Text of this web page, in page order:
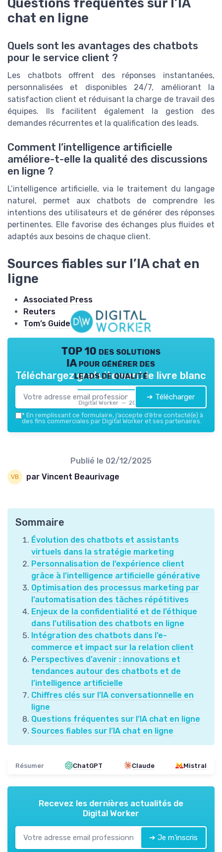
chat en ligne
Quels sont les avantages des chatbots
pour le service client ?
Les chatbots offrent des réponses instantanées,
personnalisées et disponibles 24/7, améliorant la
satisfaction client et réduisant la charge de travail des
équipes. Ils facilitent également la gestion des
demandes récurrentes et la qualification des leads.
Comment l’intelligence artificielle
améliore-t-elle la qualité des discussions
en ligne ?
L’intelligence artificielle, via le traitement du langage
naturel, permet aux chatbots de comprendre les
intentions des utilisateurs et de générer des réponses
pertinentes. Elle favorise des échanges plus fluides et
adaptés aux besoins de chaque client.
Sources fiables sur l’IA chat en
ligne
Associated Press
Reuters
Tom’s Guide
TOP 10 des solutions
IA pour générer des
leads de qualité
Digital Worker — 2026
Téléchargez gratuitement le livre blanc
➔ Télécharger
* En remplissant ce formulaire, j’accepte d’être contacté(e) à
des fins commerciales par Digital Worker et ses partenaires.
Publié le 02/12/2025
par Vincent Beaurivage
Sommaire
Évolution des chatbots et assistants
virtuels dans la stratégie marketing
Personnalisation de l’expérience client
grâce à l’intelligence artificielle générative
Optimisation des processus marketing par
l’automatisation des tâches répétitives
Enjeux de la confidentialité et de l’éthique
dans l’utilisation des chatbots en ligne
Intégration des chatbots dans l’e-
commerce et impact sur la relation client
Perspectives d’avenir : innovations et
tendances autour des chatbots et de
l’intelligence artificielle
Chiffres clés sur l’IA conversationnelle en
ligne
Questions fréquentes sur l’IA chat en ligne
Sources fiables sur l’IA chat en ligne
Résumer ChatGPT Claude Mistral
Recevez les dernières actualités de
Digital Worker
➔ Je m'inscris